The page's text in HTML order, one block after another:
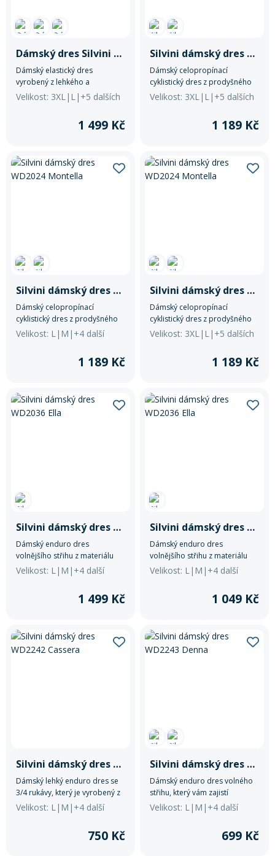
Dámský dres Silvini WD1621 Catirina
Dámský elastický dres
vyrobený z lehkého a
rychleschnoucího materiálu
Light MESH. Dres má užší střih,
prodlouženém zadním dílu je
Velikost: 3XL|L|+5 dalších
1 499 Kč
Silvini dámský dres WD2024 Montella
Dámský celopropínací
cyklistický dres z prodyšného
elastického materiálu Light
MESH. Střih je mírně projmutý a
je praktická trojkapsa a
Velikost: 3XL|L|+5 dalších
1 189 Kč
Silvini dámský dres WD2024 Montella
Dámský celopropínací
cyklistický dres z prodyšného
elastického materiálu Light
MESH. Střih je mírně projmutý a
je praktická trojkapsa a
Velikost: L|M|+4 další
1 189 Kč
Silvini dámský dres WD2024 Montella
Dámský celopropínací
cyklistický dres z prodyšného
elastického materiálu Light
MESH. Střih je mírně projmutý a
je praktická trojkapsa a
Velikost: 3XL|L|+5 dalších
1 189 Kč
Silvini dámský dres WD2036 Ella
Dámský enduro dres
volnějšího střihu z materiálu
Light MESH, který dokonale
odvádí pot a je velmi
rukávy, na hrudi kapsu a
Velikost: L|M|+4 další
1 499 Kč
Silvini dámský dres WD2036 Ella
Dámský enduro dres
volnějšího střihu z materiálu
Light MESH, který dokonale
odvádí pot a je velmi
rukávy, na hrudi kapsu a
Velikost: L|M|+4 další
1 049 Kč
Silvini dámský dres WD2242 Cassera
Dámský lehký enduro dres se
3/4 rukávy, který je vyrobený z
modalu a elastického materiálu
Light MESH Antiodour, který
volnější střih a ochranné
Velikost: L|M|+4 další
750 Kč
Silvini dámský dres WD2243 Denna
Dámský enduro dres volného
střihu, který vám zajistí
dostatečnou volnost pohybu.
Je vyroben z elastického
dokonale odvádí pot a rychle
Velikost: L|M|+4 další
699 Kč